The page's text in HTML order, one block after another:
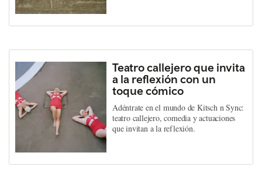
Teatro callejero que invita
a la reflexión con un
toque cómico
Adéntrate en el mundo de Kitsch n Sync:
teatro callejero, comedia y actuaciones
que invitan a la reflexión.